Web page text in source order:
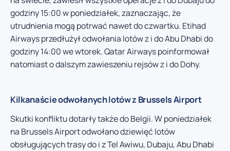
godziny 15:00 w poniedziałek, zaznaczając, że
utrudnienia mogą potrwać nawet do czwartku. Etihad
Airways przedłużył odwołania lotów z i do Abu Dhabi do
godziny 14:00 we wtorek. Qatar Airways poinformował
natomiast o dalszym zawieszeniu rejsów z i do Dohy.
Kilkanaście odwołanych lotów z Brussels Airport
Skutki konfliktu dotarły także do Belgii. W poniedziałek
na Brussels Airport odwołano dziewięć lotów
obsługujących trasy do i z Tel Awiwu, Dubaju, Abu Dhabi